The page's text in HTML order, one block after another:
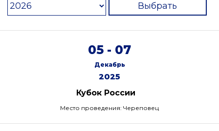
Выбрать
05 - 07
Декабрь
2025
Кубок России
Место проведения: Череповец